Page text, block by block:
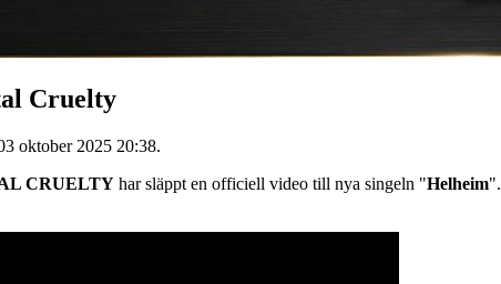
Cruelty
oktober 2025 20:38.
CRUELTY har släppt en officiell video till nya singeln "Helheim".